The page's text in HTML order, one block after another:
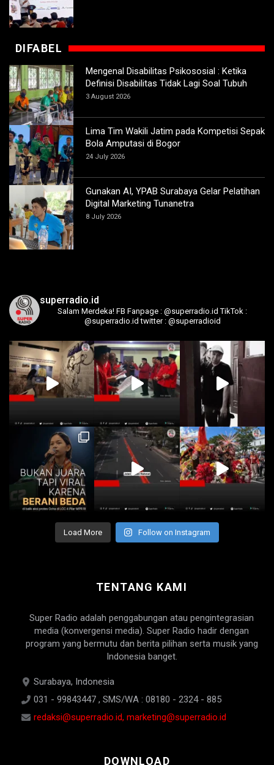
DIFABEL
Mengenal Disabilitas Psikososial : Ketika
Definisi Disabilitas Tidak Lagi Soal Tubuh
3 August 2026
Lima Tim Wakili Jatim pada Kompetisi Sepak
Bola Amputasi di Bogor
24 July 2026
Gunakan AI, YPAB Surabaya Gelar Pelatihan
Digital Marketing Tunanetra
8 July 2026
superradio.id
Salam Merdeka! FB Fanpage : @superradio.id TikTok :
@superradio.id twitter : @superradioid
Load More Follow on Instagram
TENTANG KAMI
Super Radio adalah penggabungan atau pengintegrasian
media (konvergensi media). Super Radio hadir dengan
program yang bermutu dan berita pilihan serta musik yang
Indonesia banget.
Surabaya, Indonesia
031 - 99843447 , SMS/WA : 08180 - 2324 - 885
redaksi@superradio.id, marketing@superradio.id
DOWNLOAD